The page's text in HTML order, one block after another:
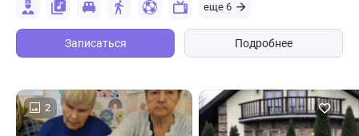
еще 6
Записаться Подробнее
2